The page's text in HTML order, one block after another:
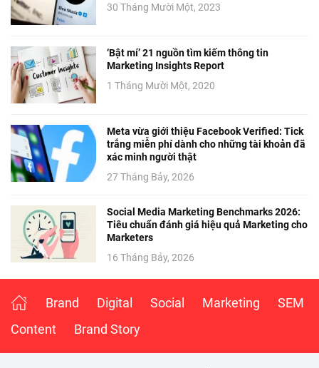
30 Tháng Mười Một, 2023
‘Bật mí’ 21 nguồn tìm kiếm thông tin
Marketing Insights Report
1 Tháng Mười Một, 2020
Meta vừa giới thiệu Facebook Verified: Tick
trắng miễn phí dành cho những tài khoản đã
xác minh người thật
27 Tháng Bảy, 2026
Social Media Marketing Benchmarks 2026:
Tiêu chuẩn đánh giá hiệu quả Marketing cho
Marketers
16 Tháng Bảy, 2026
Brand Digital Social Marketing
SEM
Content
Brand Story